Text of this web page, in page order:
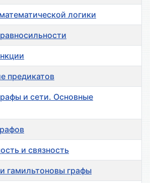
логики
предикатов
и сети. Основные
и связность
гамильтоновы графы